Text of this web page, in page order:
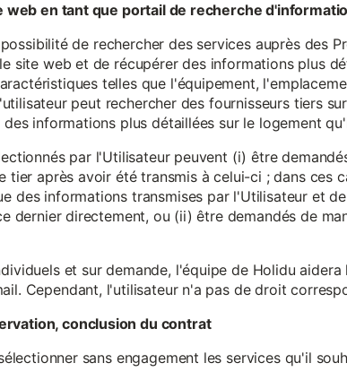
web en tant que portail de recherche
de rechercher des services auprès des
site web et de récupérer des informations plus
telles que l'équipement,
peut rechercher des fournisseurs tiers
informations plus détaillées sur le logement
par l'Utilisateur peuvent (i) être
tier après avoir été transmis à celui-ci ; dans ces
des informations transmises par l'Utilisateur et
dernier directement, ou (ii) être demandés de
et sur demande, l'équipe de Holidu
Cependant, l'utilisateur n'a pas de droit
conclusion du contrat
sans engagement les services qu'il